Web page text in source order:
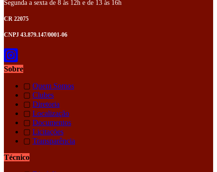
Segunda a sexta de 8 às 12h e de 13 às 16h
CR 22075
CNPJ 43.879.147/0001-06
Sobre
▢ Quem Somos
▢ Clubes
▢ Diretoria
▢ Localização
▢ Documentos
▢ Licitações
▢ Transparência
Técnico